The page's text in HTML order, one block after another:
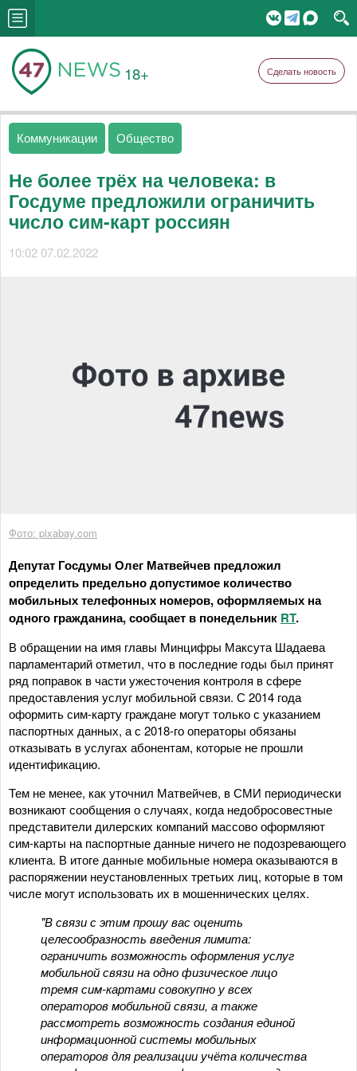
18+ Сделать новость
Коммуникации Общество
Не более трёх на человека: в
Госдуме предложили ограничить
число сим-карт россиян
10:02 07.02.2022
Фото: pixabay.com
Депутат Госдумы Олег Матвейчев предложил
определить предельно допустимое количество
мобильных телефонных номеров, оформляемых на
одного гражданина, сообщает в понедельник RT.
В обращении на имя главы Минцифры Максута Шадаева
парламентарий отметил, что в последние годы был принят
ряд поправок в части ужесточения контроля в сфере
предоставления услуг мобильной связи. С 2014 года
оформить сим-карту граждане могут только с указанием
паспортных данных, а с 2018-го операторы обязаны
отказывать в услугах абонентам, которые не прошли
идентификацию.
Тем не менее, как уточнил Матвейчев, в СМИ периодически
возникают сообщения о случаях, когда недобросовестные
представители дилерских компаний массово оформляют
сим-карты на паспортные данные ничего не подозревающего
клиента. В итоге данные мобильные номера оказываются в
распоряжении неустановленных третьих лиц, которые в том
числе могут использовать их в мошеннических целях.
"В связи с этим прошу вас оценить
целесообразность введения лимита:
ограничить возможность оформления услуг
мобильной связи на одно физическое лицо
тремя сим-картами совокупно у всех
операторов мобильной связи, а также
рассмотреть возможность создания единой
информационной системы мобильных
операторов для реализации учёта количества